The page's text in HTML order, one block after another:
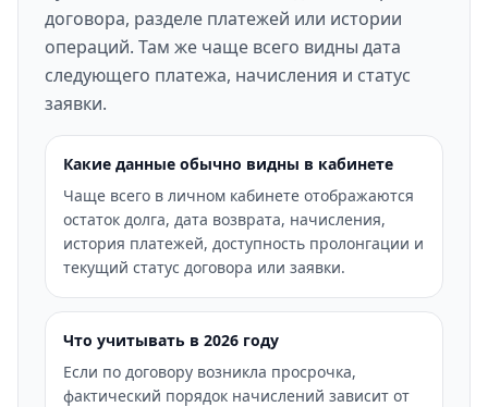
договора, разделе платежей или истории
операций. Там же чаще всего видны дата
следующего платежа, начисления и статус
заявки.
Какие данные обычно видны в кабинете
Чаще всего в личном кабинете отображаются
остаток долга, дата возврата, начисления,
история платежей, доступность пролонгации и
текущий статус договора или заявки.
Что учитывать в 2026 году
Если по договору возникла просрочка,
фактический порядок начислений зависит от